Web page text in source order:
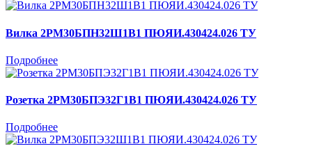
Вилка 2РМ30БПН32Ш1В1 ПЮЯИ.430424.026 ТУ
Подробнее
Розетка 2РМ30БПЭ32Г1В1 ПЮЯИ.430424.026 ТУ
Подробнее